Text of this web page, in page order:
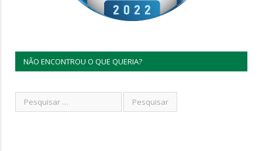
NÃO ENCONTROU O QUE QUERIA?